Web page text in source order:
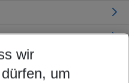
wir
um